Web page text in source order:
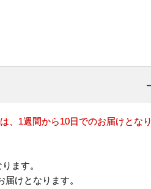
、1週間から10日でのお届けとなり
ます。
けとなります。